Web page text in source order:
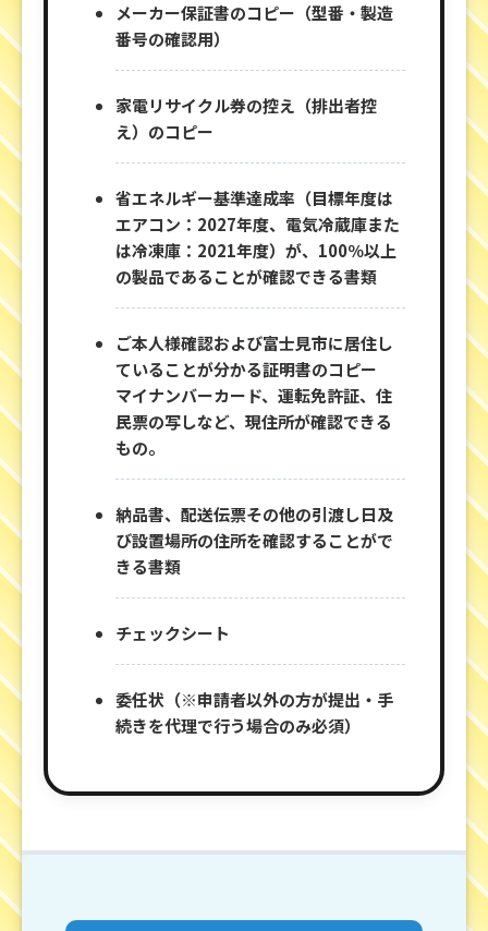
メーカー保証書のコピー（型番・製造
番号の確認用）
家電リサイクル券の控え（排出者控
え）のコピー
省エネルギー基準達成率（目標年度は
エアコン：2027年度、電気冷蔵庫また
は冷凍庫：2021年度）が、100％以上
の製品であることが確認できる書類
ご本人様確認および富士見市に居住し
ていることが分かる証明書のコピー
マイナンバーカード、運転免許証、住
民票の写しなど、現住所が確認できる
もの。
納品書、配送伝票その他の引渡し日及
び設置場所の住所を確認することがで
きる書類
チェックシート
委任状（※申請者以外の方が提出・手
続きを代理で行う場合のみ必須）